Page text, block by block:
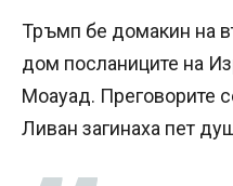
Тръмп бе домакин на
дом посланиците на
Моауад. Преговорите
Ливан загинаха пет